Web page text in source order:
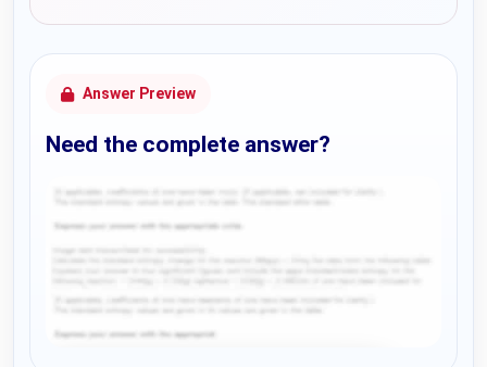
Answer Preview
Need the complete answer?